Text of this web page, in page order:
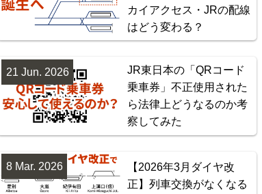
カイアクセス・JRの配線
はどう変わる？
JR東日本の「QRコード
乗車券」不正使用された
ら法律上どうなるのか考
察してみた
21 Jun. 2026
【2026年3月ダイヤ改
正】列車交換がなくなる
8 Mar. 2026